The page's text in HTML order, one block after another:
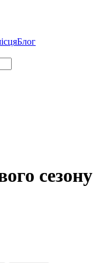
Блог
сезону